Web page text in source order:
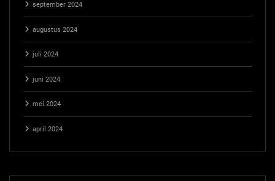
september 2024
augustus 2024
juli 2024
juni 2024
mei 2024
april 2024